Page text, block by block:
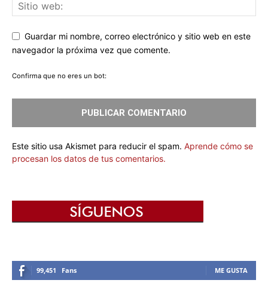
Guardar mi nombre, correo electrónico y sitio web en este
navegador la próxima vez que comente.
Confirma que no eres un bot:
Este sitio usa Akismet para reducir el spam. Aprende cómo se
procesan los datos de tus comentarios.
99,451 Fans ME GUSTA